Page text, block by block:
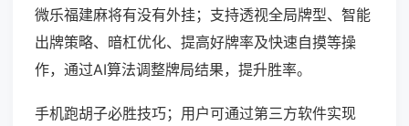
微乐福建麻将有没有外挂；支持透视全局牌型、智能
出牌策略、暗杠优化、提高好牌率及快速自摸等操
作，通过AI算法调整牌局结果，提升胜率。
手机跑胡子必胜技巧；用户可通过第三方软件实现